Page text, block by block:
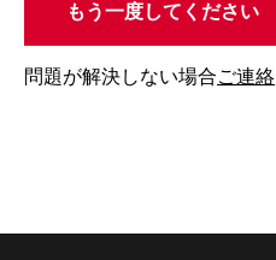
もう一度してください
問題が解決しない場合ご連絡